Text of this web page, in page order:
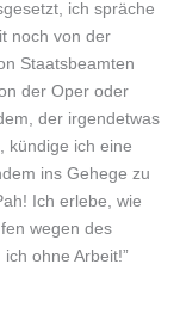
ich spräche
noch von der
Staatsbeamten
der Oper oder
der irgendetwas
kündige ich eine
ins Gehege zu
Ich erlebe, wie
wegen des
ohne Arbeit!”